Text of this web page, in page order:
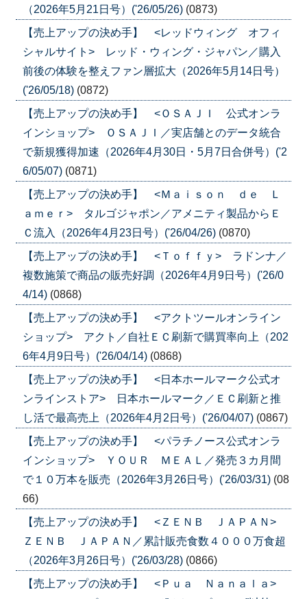
（2026年5月21日号）('26/05/26) (0873)
【売上アップの決め手】 <レッドウィング オフィ
シャルサイト> レッド・ウィング・ジャパン／購入
前後の体験を整えファン層拡大（2026年5月14日号）
('26/05/18) (0872)
【売上アップの決め手】 <ＯＳＡＪＩ 公式オンラ
インショップ> ＯＳＡＪＩ／実店舗とのデータ統合
で新規獲得加速（2026年4月30日・5月7日合併号）('2
6/05/07) (0871)
【売上アップの決め手】 <Ｍａｉｓｏｎ ｄｅ Ｌ
ａｍｅｒ> タルゴジャポン／アメニティ製品からＥ
Ｃ流入（2026年4月23日号）('26/04/26) (0870)
【売上アップの決め手】 <Ｔｏｆｆｙ> ラドンナ／
複数施策で商品の販売好調（2026年4月9日号）('26/0
4/14) (0868)
【売上アップの決め手】 <アクトツールオンライン
ショップ> アクト／自社ＥＣ刷新で購買率向上（202
6年4月9日号）('26/04/14) (0868)
【売上アップの決め手】 <日本ホールマーク公式オ
ンラインストア> 日本ホールマーク／ＥＣ刷新と推
し活で最高売上（2026年4月2日号）('26/04/07) (0867)
【売上アップの決め手】 <パラチノース公式オンラ
インショップ> ＹＯＵＲ ＭＥＡＬ／発売３カ月間
で１０万本を販売（2026年3月26日号）('26/03/31) (08
66)
【売上アップの決め手】 <ＺＥＮＢ ＪＡＰＡＮ>
ＺＥＮＢ ＪＡＰＡＮ／累計販売食数４０００万食超
（2026年3月26日号）('26/03/28) (0866)
【売上アップの決め手】 <Ｐｕａ Ｎａｎａｌａ>